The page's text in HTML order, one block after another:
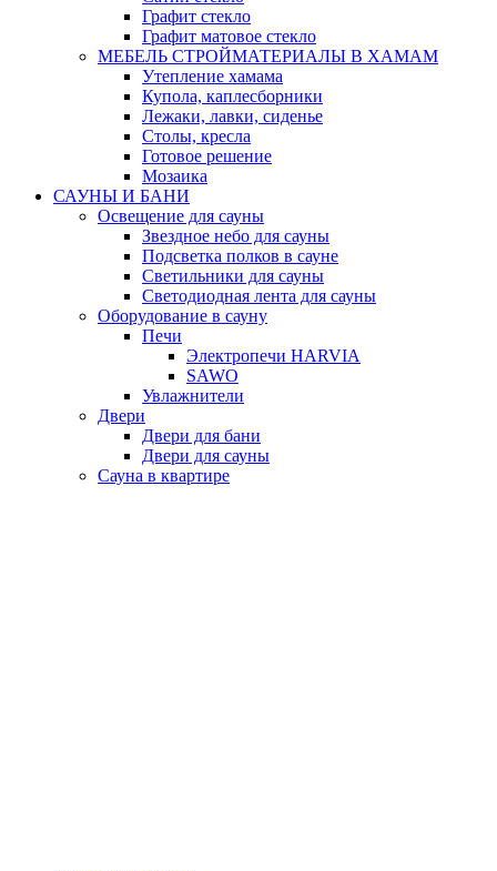
Графит стекло
Графит матовое стекло
МЕБЕЛЬ СТРОЙМАТЕРИАЛЫ В ХАМАМ
Утепление хамама
Купола, каплесборники
Лежаки, лавки, сиденье
Столы, кресла
Готовое решение
Мозаика
САУНЫ И БАНИ
Освещение для сауны
Звездное небо для сауны
Подсветка полков в сауне
Светильники для сауны
Светодиодная лента для сауны
Оборудование в сауну
Печи
Электропечи HARVIA
SAWO
Увлажнители
Двери
Двери для бани
Двери для сауны
Сауна в квартире